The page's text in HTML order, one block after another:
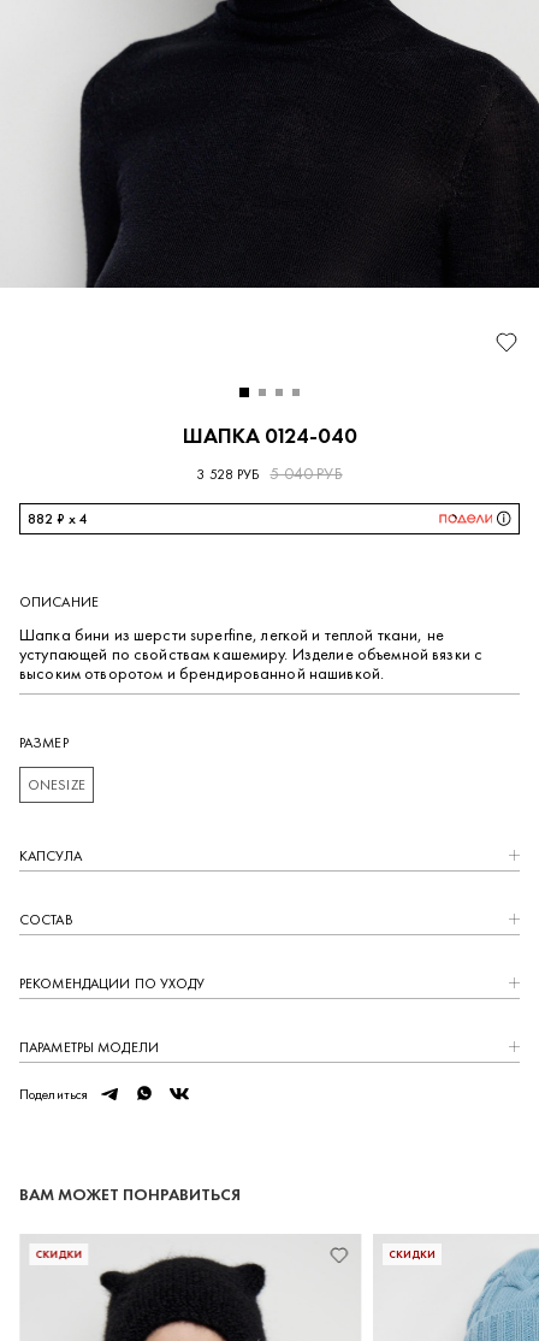
ШАПКА 0124-040
3 528 РУБ 5 040 РУБ
882 ₽ x 4
ОПИСАНИЕ
Шапка бини из шерсти superfine, легкой и теплой ткани, не
уступающей по свойствам кашемиру. Изделие объемной вязки с
высоким отворотом и брендированной нашивкой.
РАЗМЕР
ONESIZE
КАПCУЛА
СОСТАВ
РЕКОМЕНДАЦИИ ПО УХОДУ
ПАРАМЕТРЫ МОДЕЛИ
Поделиться telegramwhatsapp
vk
ВАМ МОЖЕТ ПОНРАВИТЬСЯ
СКИДКИ СКИДКИ